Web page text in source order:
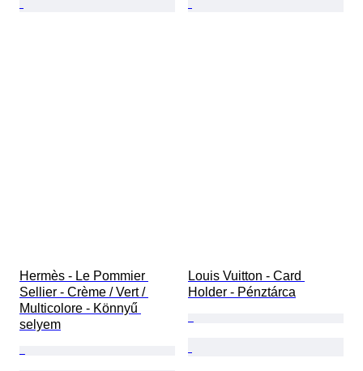
Hermès - Le Pommier
Sellier - Crème / Vert /
Multicolore - Könnyű
selyem
Louis Vuitton - Card
Holder - Pénztárca